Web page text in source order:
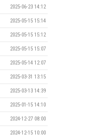
2025-06-23 14:12
2025-05-15 15:14
2025-05-15 15:12
2025-05-15 15:07
2025-05-14 12:07
2025-03-31 13:15
2025-03-13 14:39
2025-01-15 14:10
2024-12-27 08:00
2024-12-15 10:00